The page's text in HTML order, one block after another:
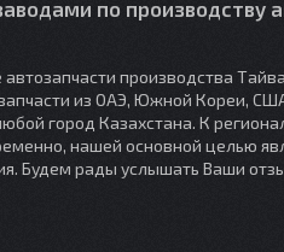
по производству
производства
из ОАЭ, Южной
город Казахстана. К
нашей основной целью
Будем рады услышать Ваши